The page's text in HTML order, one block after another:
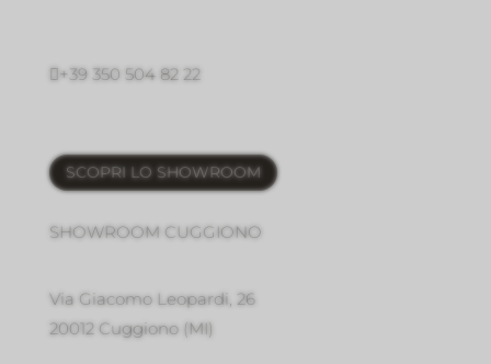
+39 350 504 82 22
SCOPRI LO SHOWROOM
SHOWROOM CUGGIONO
Via Giacomo Leopardi, 26
20012 Cuggiono (MI)